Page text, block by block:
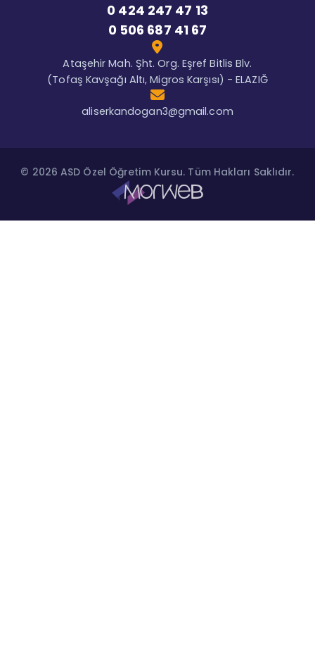
0 424 247 47 13
0 506 687 41 67
Ataşehir Mah. Şht. Org. Eşref Bitlis Blv.
(Tofaş Kavşağı Altı, Migros Karşısı) - ELAZIĞ
aliserkandogan3@gmail.com
© 2026 ASD Özel Öğretim Kursu. Tüm Hakları Saklıdır.